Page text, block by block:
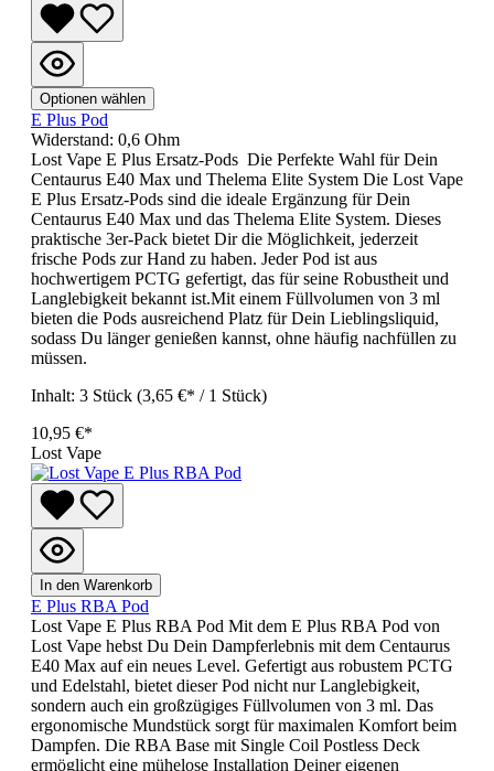
Optionen wählen
E Plus Pod
Widerstand: 0,6 Ohm
Lost Vape E Plus Ersatz-Pods Die Perfekte Wahl für Dein
Centaurus E40 Max und Thelema Elite System Die Lost Vape
E Plus Ersatz-Pods sind die ideale Ergänzung für Dein
Centaurus E40 Max und das Thelema Elite System. Dieses
praktische 3er-Pack bietet Dir die Möglichkeit, jederzeit
frische Pods zur Hand zu haben. Jeder Pod ist aus
hochwertigem PCTG gefertigt, das für seine Robustheit und
Langlebigkeit bekannt ist.Mit einem Füllvolumen von 3 ml
bieten die Pods ausreichend Platz für Dein Lieblingsliquid,
sodass Du länger genießen kannst, ohne häufig nachfüllen zu
müssen.
Inhalt: 3 Stück (3,65 €* / 1 Stück)
10,95 €*
Lost Vape
In den Warenkorb
E Plus RBA Pod
Lost Vape E Plus RBA Pod Mit dem E Plus RBA Pod von
Lost Vape hebst Du Dein Dampferlebnis mit dem Centaurus
E40 Max auf ein neues Level. Gefertigt aus robustem PCTG
und Edelstahl, bietet dieser Pod nicht nur Langlebigkeit,
sondern auch ein großzügiges Füllvolumen von 3 ml. Das
ergonomische Mundstück sorgt für maximalen Komfort beim
Dampfen. Die RBA Base mit Single Coil Postless Deck
ermöglicht eine mühelose Installation Deiner eigenen